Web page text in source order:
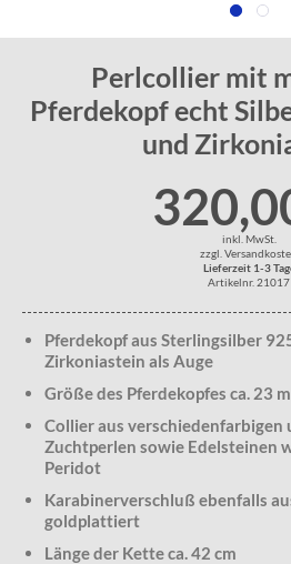
Perlcollier mit
Pferdekopf echt
und
inkl. MwSt.
zzgl.
Lieferzeit 1-3
Artikelnr. 21017
Pferdekopf aus Sterlingsilber
Zirkoniastein als Auge
Größe des Pferdekopfes ca. 23
Collier aus verschiedenfarbigen
Zuchtperlen sowie Edelsteinen
Peridot
Karabinerverschluß ebenfalls
goldplattiert
Länge der Kette ca. 42 cm